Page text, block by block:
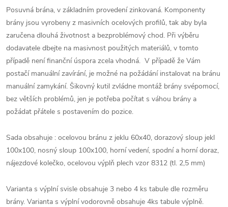
Posuvná brána, v základním provedení zinkovaná. Komponenty
brány jsou vyrobeny z masivních ocelových profilů, tak aby byla
zaručena dlouhá životnost a bezproblémový chod. Při výběru
dodavatele dbejte na masivnost použitých materiálů, v tomto
případě není finanční úspora zcela vhodná. V případě že Vám
postačí manuální zavírání, je možné na požádání instalovat na bránu
manuální zamykání. Šikovný kutil zvládne montáž brány svépomocí,
bez větších problémů, jen je potřeba počítat s váhou brány a
požádat přátele s postavením do pozice.
Sada obsahuje : ocelovou bránu z jeklu 60x40, dorazový sloup jekl
100x100, nosný sloup 100x100, horní vedení, spodní a horní doraz,
nájezdové kolečko, ocelovou výplň plech vzor 8312 (tl. 2,5 mm)
Varianta s výplní svisle obsahuje 3 nebo 4 ks tabule dle rozměru
brány. Varianta s výplní vodorovně obsahuje 4ks tabule výplně.